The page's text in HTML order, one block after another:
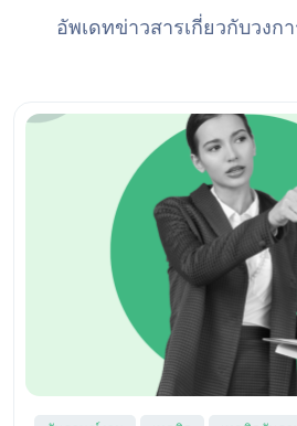
อัพเดทข่าวสารเกี่ยวกับวงก